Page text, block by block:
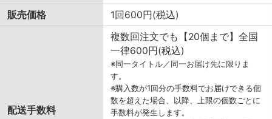
販売価格
1回600円(税込)
配送手数料
複数回注文でも【20個まで】全国
一律600円(税込)
※同一タイトル／同一お届け先に限りま
す。
※購入数が1回分の手数料でお届けできる個
数を超えた場合、以降、上限の個数ごとに
手数料が発生します。